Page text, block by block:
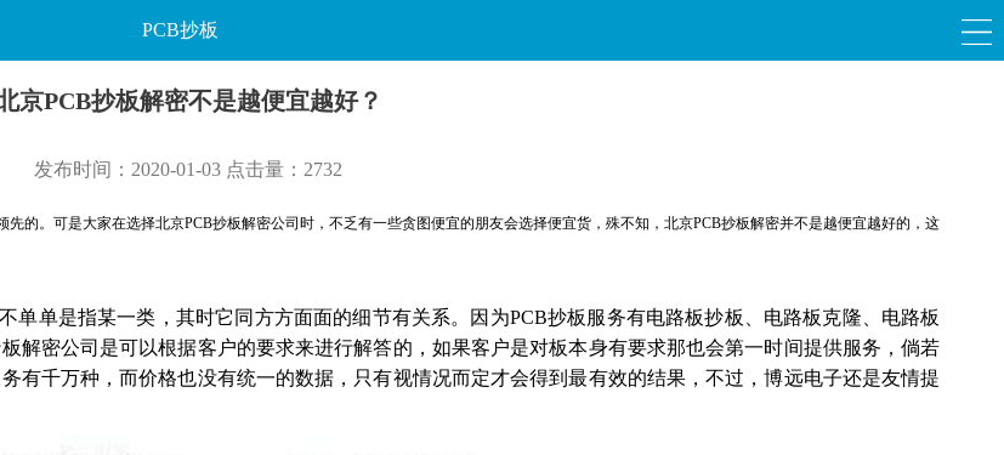
PCB抄板
京PCB抄板解密不是越便宜越好？
发布时间：2020-01-03 点击量：2732
的。可是大家在选择北京PCB抄板解密公司时，不乏有一些贪图便宜的朋友会选择便宜货，殊不知，北京PCB抄板解密并不是越便宜越好的，这
单单是指某一类，其时它同方方面面的细节有关系。因为PCB抄板服务有电路板抄板、电路板克隆、电路板
解密公司是可以根据客户的要求来进行解答的，如果客户是对板本身有要求那也会第一时间提供服务，倘若
有千万种，而价格也没有统一的数据，只有视情况而定才会得到最有效的结果，不过，博远电子还是友情提